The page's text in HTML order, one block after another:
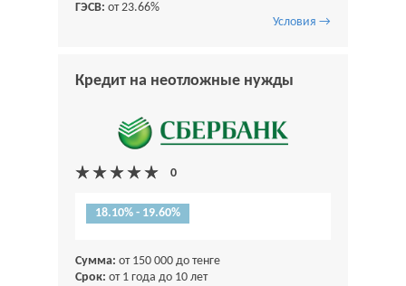
ГЭСВ: от 23.66%
Условия →
Кредит на неотложные нужды
18.10% - 19.60%
Сумма: от 150 000 до тенге
Срок: от 1 года до 10 лет